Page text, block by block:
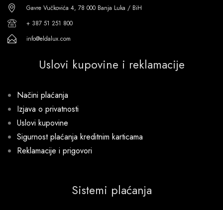
Gavre Vučkovića 4, 78 000 Banja Luka / BiH
+ 387 51 251 800
info@eldalux.com
Uslovi kupovine i reklamacije
Načini plaćanja
Izjava o privatnosti
Uslovi kupovine
Sigurnost plaćanja kreditnim karticama
Reklamacije i prigovori
Sistemi plaćanja